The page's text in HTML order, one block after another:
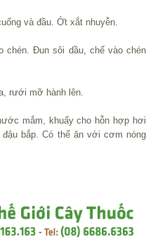
và đầu. Ớt xắt nhuyễn.
chén. Đun sôi dầu, chế vào chén
rưới mỡ hành lên.
mắm, khuấy cho hỗn hợp hơi
bắp. Có thể ăn với cơm nóng